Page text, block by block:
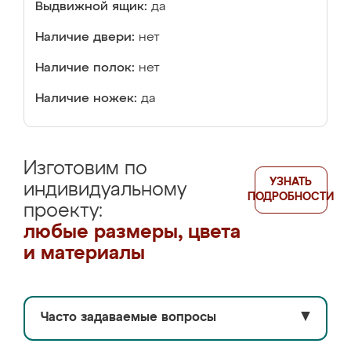
Выдвижной ящик: да
Наличие двери: нет
Наличие полок: нет
Наличие ножек: да
Изготовим по
индивидуальному
проекту:
любые размеры, цвета
и материалы
УЗНАТЬ
ПОДРОБНОСТИ
Часто задаваемые вопросы ▼